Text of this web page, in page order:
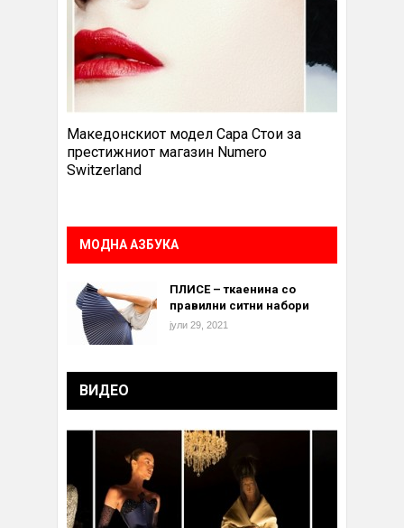
Македонскиот модел Сара Стои за
престижниот магазин Numero
Switzerland
МОДНА АЗБУКА
ПЛИСЕ – ткаенина со
правилни ситни набори
јули 29, 2021
ВИДЕО